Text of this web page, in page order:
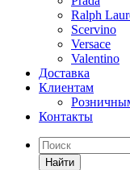
Ralph
Scervino
Versace
Valentino
Доставка
Клиентам
Контакты
Найти